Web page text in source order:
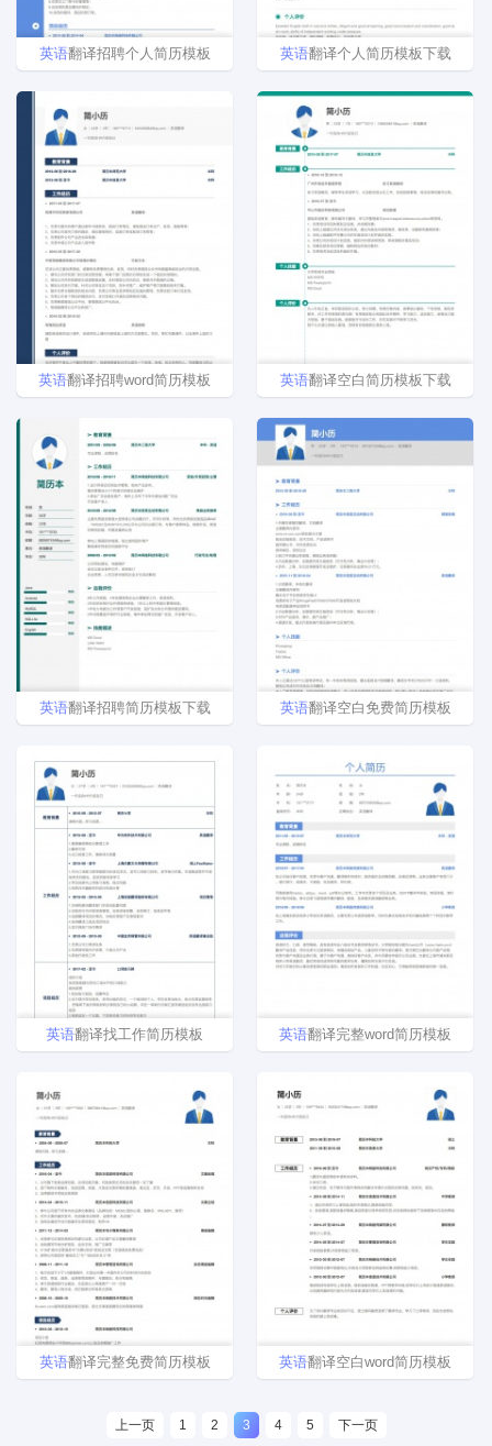
英语翻译招聘个人简历模板 英语翻译个人简历模板下载
英语翻译招聘word简历模板 英语翻译空白简历模板下载
英语翻译招聘简历模板下载 英语翻译空白免费简历模板
英语翻译找工作简历模板 英语翻译完整word简历模板
英语翻译完整免费简历模板 英语翻译空白word简历模板
上一页 1 2 3 4 5 下一页